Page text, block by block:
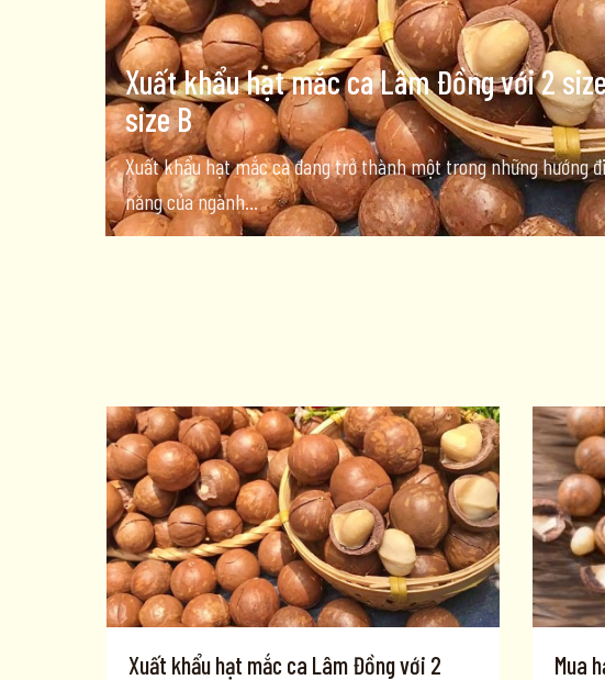
Xuất khẩu hạt mắc ca Lâm Đồng với 2
size B
Xuất khẩu hạt mắc ca đang trở thành một trong những hướng
năng của ngành...
Xuất khẩu hạt mắc ca Lâm Đồng với 2
Mua